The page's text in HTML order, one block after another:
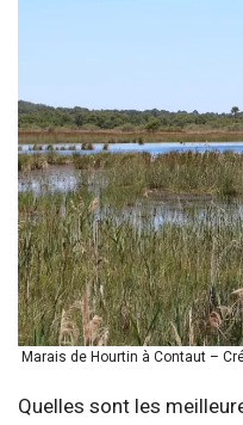
Marais de Hourtin à Contaut –
Quelles sont les